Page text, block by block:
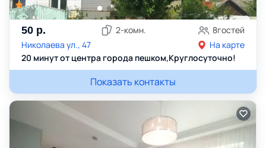
5(1)
50 р. 2-комн. 8гостей
Николаева ул., 47
На карте
20 минут от центра города пешком,Круглосуточно!
Показать контакты